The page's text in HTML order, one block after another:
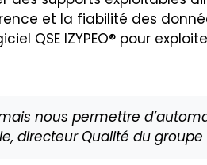
et la fiabilité des
QSE IZYPEO® pour
nous permettre
directeur Qualité du groupe